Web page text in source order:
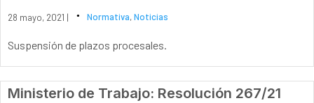
28 mayo, 2021 | Normativa,Noticias
Suspensión de plazos procesales.
Ministerio de Trabajo: Resolución 267/21